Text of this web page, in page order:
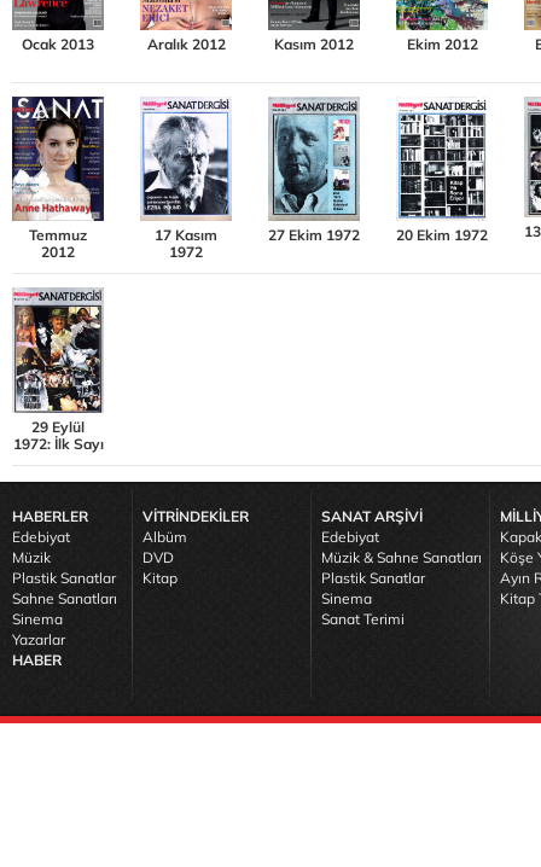
Ocak 2013 Aralık 2012 Kasım 2012 Ekim 2012
Temmuz
2012
17 Kasım
1972
27 Ekim 1972 20 Ekim 1972
29 Eylül
1972: İlk Sayı
HABERLER
Edebiyat
Müzik
Plastik Sanatlar
Sahne Sanatları
Sinema
Yazarlar
HABER
VİTRİNDEKİLER
Albüm
DVD
Kitap
SANAT ARŞİVİ
Edebiyat
Müzik & Sahne Sanatları
Plastik Sanatlar
Sinema
Sanat Terimi
Köşe
Ayın
Kitap